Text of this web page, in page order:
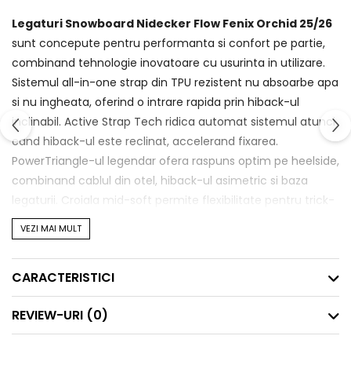
Legaturi Snowboard Nidecker Flow Fenix Orchid 25/26
sunt concepute pentru performanta si confort pe partie,
combinand tehnologie inovatoare cu usurinta in utilizare.
Sistemul all-in-one strap din TPU rezistent nu absoarbe apa
si nu ingheata, oferind o intrare rapida prin hiback-ul
inclinabil. Active Strap Tech ridica automat sistemul atunci
cand hiback-ul este reclinat, accelerand fixarea.
PowerTriangle-ul legendar ofera raspuns optim pe heelside,
combinand cablul din otel, hiback-ul asimetric si baza
legaturii. Croiala mid-soft permite flexibilitate pentru trick-
uri, presses si stil personal pe intreaga partie. Ideal pentru
snowboarding la resort, park sau powder.
• Flex: Mid-Soft (2/5)
• Terrain: Resort (3/5), Pow (3/5), Park (3/5)
VEZI MAI MULT
CARACTERISTICI
REVIEW-URI (0)